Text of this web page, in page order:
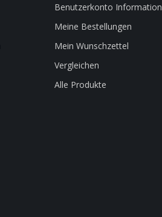
Benutzerkonto Information
Meine Bestellungen
Mein Wunschzettel
Vergleichen
Alle Produkte